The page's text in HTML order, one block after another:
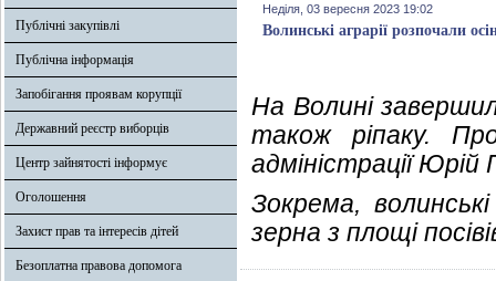
Публічні закупівлі
Публічна інформація
Запобігання проявам корупції
Державний реєстр виборців
Центр зайнятості інформує
Оголошення
Захист прав та інтересів дітей
Безоплатна правова допомога
Неділя, 03 вересня 2023 19:02
Волинські аграрії розпочали
На Волині
також ріпаку.
адміністрації Юрій
Зокрема,
зерна з площі